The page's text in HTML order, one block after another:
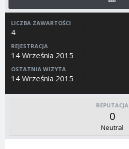
LICZBA ZAWARTOŚCI
4
REJESTRACJA
14 Września 2015
OSTATNIA WIZYTA
14 Września 2015
REPUTACJA
0
Neutral